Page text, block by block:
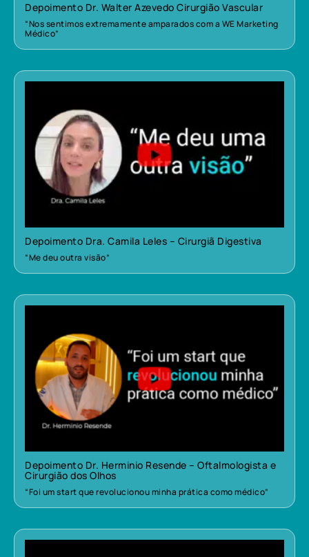
Depoimento Dr. Walter Azevedo Cirurgião Vascular
“Nos sentimos extremamente amparados com a WE Marketing
Médico”
Depoimento Dra. Camila Leles – Cirurgiã Digestiva
“Me deu outra visão”
Depoimento Dr. Herminio Resende – Oftalmologista e
Cirurgião dos Olhos
“Foi um start que revolucionou minha prática como médico”